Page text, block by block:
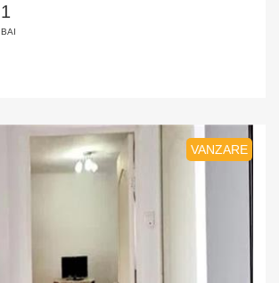
1
BAI
VANZARE